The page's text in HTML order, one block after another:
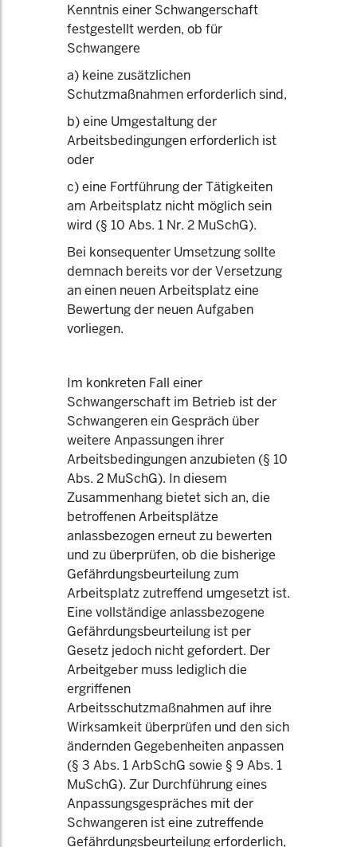
Kenntnis einer Schwangerschaft
festgestellt werden, ob für
Schwangere
a) keine zusätzlichen
Schutzmaßnahmen erforderlich sind,
b) eine Umgestaltung der
Arbeitsbedingungen erforderlich ist
oder
c) eine Fortführung der Tätigkeiten
am Arbeitsplatz nicht möglich sein
wird (§ 10 Abs. 1 Nr. 2 MuSchG).
Bei konsequenter Umsetzung sollte
demnach bereits vor der Versetzung
an einen neuen Arbeitsplatz eine
Bewertung der neuen Aufgaben
vorliegen.
Im konkreten Fall einer
Schwangerschaft im Betrieb ist der
Schwangeren ein Gespräch über
weitere Anpassungen ihrer
Arbeitsbedingungen anzubieten (§ 10
Abs. 2 MuSchG). In diesem
Zusammenhang bietet sich an, die
betroffenen Arbeitsplätze
anlassbezogen erneut zu bewerten
und zu überprüfen, ob die bisherige
Gefährdungsbeurteilung zum
Arbeitsplatz zutreffend umgesetzt ist.
Eine vollständige anlassbezogene
Gefährdungsbeurteilung ist per
Gesetz jedoch nicht gefordert. Der
Arbeitgeber muss lediglich die
ergriffenen
Arbeitsschutzmaßnahmen auf ihre
Wirksamkeit überprüfen und den sich
ändernden Gegebenheiten anpassen
(§ 3 Abs. 1 ArbSchG sowie § 9 Abs. 1
MuSchG). Zur Durchführung eines
Anpassungsgespräches mit der
Schwangeren ist eine zutreffende
Gefährdungsbeurteilung erforderlich,